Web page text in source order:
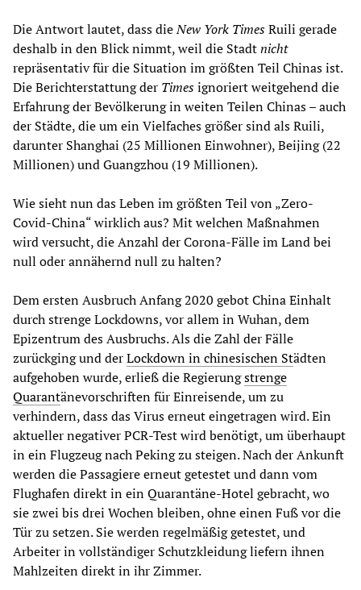
Die Antwort lautet, dass dieNew York TimesRuili gerade
deshalb in den Blick nimmt, weil die Stadtnicht
repräsentativ für die Situation im größten Teil Chinas ist.
Die Berichterstattung der Timesignoriert weitgehend die
Erfahrung der Bevölkerung in weiten Teilen Chinas – auch
der Städte, die um ein Vielfaches größer sind als Ruili,
darunter Shanghai (25 Millionen Einwohner), Beijing (22
Millionen) und Guangzhou (19 Millionen).
Wie sieht nun das Leben im größten Teil von „Zero-
Covid-China“ wirklich aus? Mit welchen Maßnahmen
wird versucht, die Anzahl der Corona-Fälle im Land bei
null oder annähernd null zu halten?
Dem ersten Ausbruch Anfang 2020 gebot China Einhalt
durch strenge Lockdowns, vor allem in Wuhan, dem
Epizentrum des Ausbruchs. Als die Zahl der Fälle
zurückging und derLockdown in chinesischen Städten
aufgehoben wurde, erließ die Regierungstrenge
Quarantänevorschriften für Einreisende, um zu
verhindern, dass das Virus erneut eingetragen wird. Ein
aktueller negativer PCR-Test wird benötigt, um überhaupt
in ein Flugzeug nach Peking zu steigen. Nach der Ankunft
werden die Passagiere erneut getestet und dann vom
Flughafen direkt in ein Quarantäne-Hotel gebracht, wo
sie zwei bis drei Wochen bleiben, ohne einen Fuß vor die
Tür zu setzen. Sie werden regelmäßig getestet, und
Arbeiter in vollständiger Schutzkleidung liefern ihnen
Mahlzeiten direkt in ihr Zimmer.